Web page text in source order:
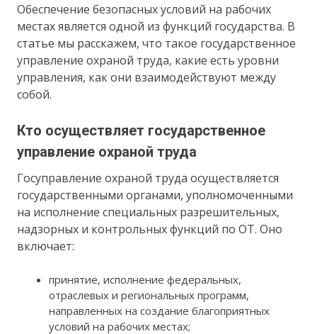
Обеспечение безопасных условий на рабочих
местах является одной из функций государства. В
статье мы расскажем, что такое государственное
управление охраной труда, какие есть уровни
управления, как они взаимодействуют между
собой.
Кто осуществляет государственное
управление охраной труда
Госуправление охраной труда осуществляется
государственными органами, уполномоченными
на исполнение специальных разрешительных,
надзорных и контрольных функций по ОТ. Оно
включает:
принятие, исполнение федеральных,
отраслевых и региональных программ,
направленных на создание благоприятных
условий на рабочих местах;